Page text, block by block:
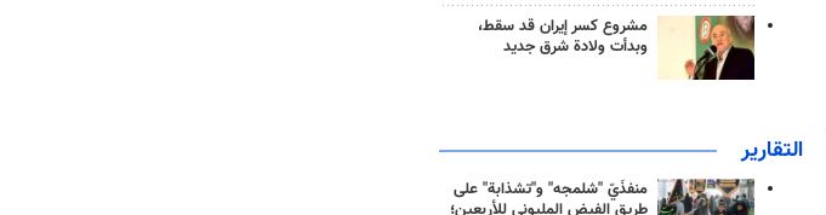
مشروع كسر إيران قد سقط،
وبدأت ولادة شرق جديد
التقارير
منفذَيّ "شلمجه" و"تشذابة" على
طريق الفيض المليوني للأربعين؛